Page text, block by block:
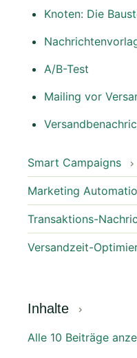
Knoten: Die
A/B-Test
Mailing vor
Smart Campaigns
Marketing
Transaktions-
Versandzeit-
Inhalte
Alle 10 Beiträge